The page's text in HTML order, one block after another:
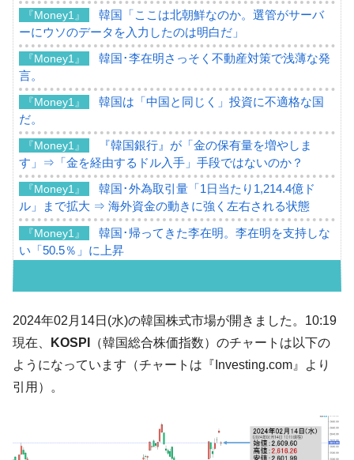
『Money1』
韓国「ここは北朝鮮なのか。選管がサーバ
ーにウソのデータを入力したのは明白だ」
『Money1』
韓国･李在明さっそく不動産対策で浅薄な発
言。
『Money1』
韓国は「中国と同じく」投資に不適格な国
だ。
『Money1』
『韓国銀行』が「金の保有量を増やしま
す」⇒「金を経由するドル入手」手段ではないのか？
『Money1』
韓国･外為取引量「1日当たり1,214.4億ド
ル」まで拡大 ⇒ 海外資金の動きに強く左右される状態
『Money1』
韓国･帰ってきた李在明。李在明を支持しな
い「50.5％」に上昇
た ⇒ 国家が行った恐るべき株価操作であり、空前の国政壟
『Money1』
韓国･警察職員が「丸刈りになって抗議活
『Money1』
国の過剰生産が世界を蝕む。
韓国製造業「半導体絶好調」のウラで他業
種は全般的「不調」⇒ PSIが示す現況は決して良くない。
2024年02月14日(水)の韓国株式市場が開きました。10:19
現在、
KOSPI
（韓国総合株価指数）のチャートは以下の
ようになっています（チャートは『Investing.com』より
引用）。